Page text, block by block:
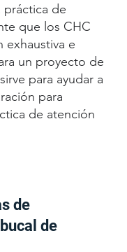
práctica de
que los CHC
exhaustiva e
un proyecto de
para ayudar a
para
de atención
de
de